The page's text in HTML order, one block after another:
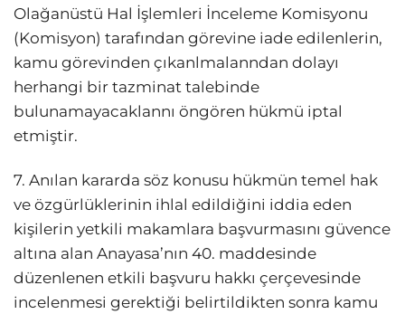
Olağanüstü Hal İşlemleri İnceleme Komisyonu
(Komisyon) tarafından görevine iade edilenlerin,
kamu görevinden çıkanlmalanndan dolayı
herhangi bir tazminat talebinde
bulunamayacaklannı öngören hükmü iptal
etmiştir.
7. Anılan kararda söz konusu hükmün temel hak
ve özgürlüklerinin ihlal edildiğini iddia eden
kişilerin yetkili makamlara başvurmasını güvence
altına alan Anayasa’nın 40. maddesinde
düzenlenen etkili başvuru hakkı çerçevesinde
incelenmesi gerektiği belirtildikten sonra kamu